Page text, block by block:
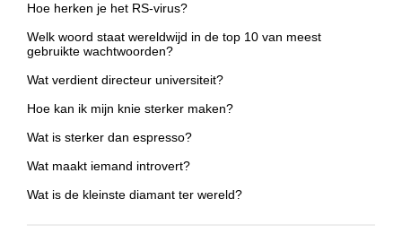
Hoe herken je het RS-virus?
Welk woord staat wereldwijd in de top 10 van meest
gebruikte wachtwoorden?
Wat verdient directeur universiteit?
Hoe kan ik mijn knie sterker maken?
Wat is sterker dan espresso?
Wat maakt iemand introvert?
Wat is de kleinste diamant ter wereld?